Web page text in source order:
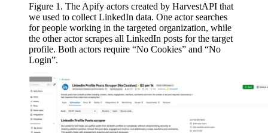
Figure 1. The Apify actors created by HarvestAPI that
we used to collect LinkedIn data. One actor searches
for people working in the targeted organization, while
the other actor scrapes all LinkedIn posts for the target
profile. Both actors require “No Cookies” and “No
Login”.